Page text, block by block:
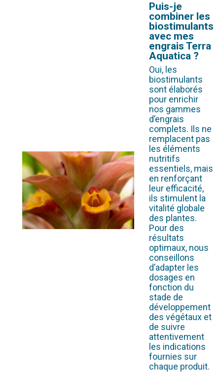
Puis-je
combiner les
biostimulants
avec mes
engrais Terra
Aquatica ?
Oui, les
biostimulants
sont élaborés
pour enrichir
nos gammes
d’engrais
complets. Ils ne
remplacent pas
les éléments
nutritifs
essentiels, mais
en renforçant
leur efficacité,
ils stimulent la
vitalité globale
des plantes.
Pour des
résultats
optimaux, nous
conseillons
d’adapter les
dosages en
fonction du
stade de
développement
des végétaux et
de suivre
attentivement
les indications
fournies sur
chaque produit.